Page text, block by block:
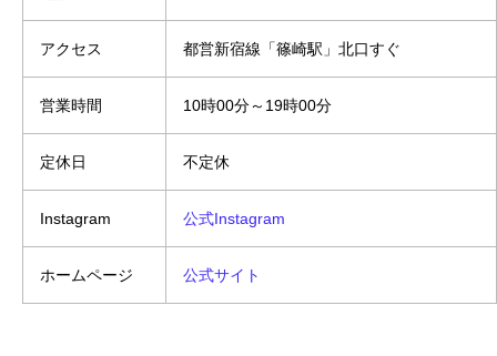
アクセス 都営新宿線「篠崎駅」北口すぐ
営業時間 10時00分～19時00分
定休日 不定休
Instagram 公式Instagram
ホームページ 公式サイト